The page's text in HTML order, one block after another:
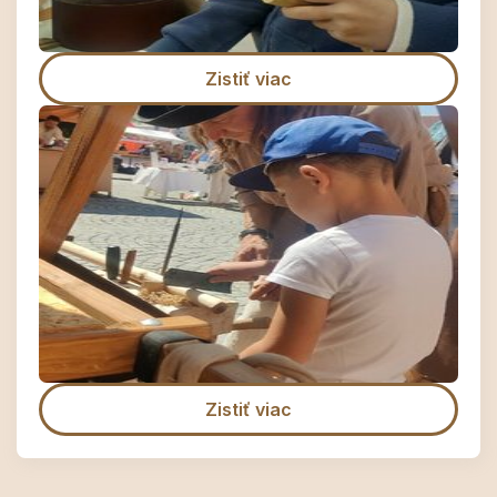
Zistiť viac
Zistiť viac